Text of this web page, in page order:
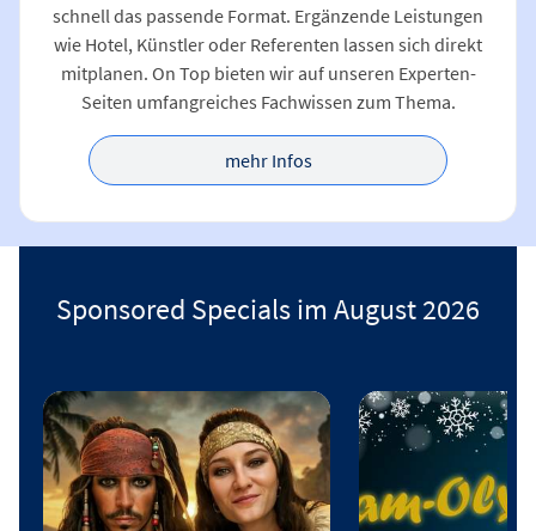
schnell das passende Format. Ergänzende Leistungen
wie Hotel, Künstler oder Referenten lassen sich direkt
mitplanen. On Top bieten wir auf unseren Experten-
Seiten umfangreiches Fachwissen zum Thema.
mehr Infos
Sponsored Specials im August 2026